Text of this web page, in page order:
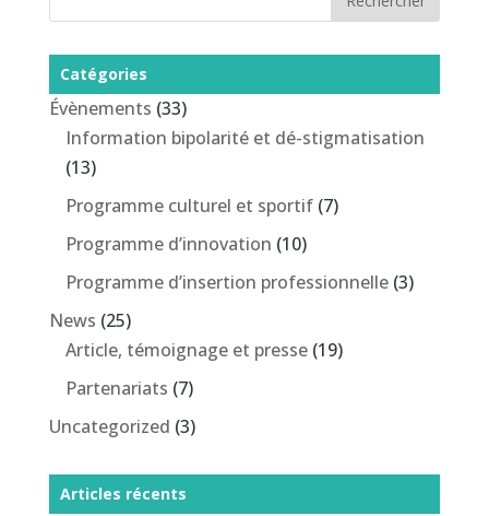
Catégories
Évènements (33)
Information bipolarité et dé-stigmatisation
(13)
Programme culturel et sportif(7)
Programme d’innovation (10)
Programme d’insertion professionnelle(3)
News (25)
Article, témoignage et presse(19)
Partenariats (7)
Uncategorized (3)
Articles récents